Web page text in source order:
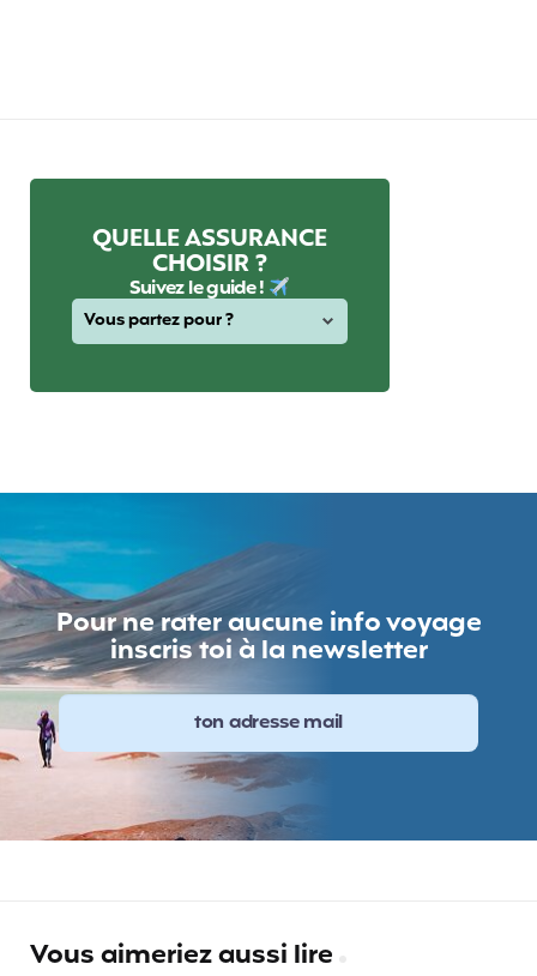
QUELLE ASSURANCE
CHOISIR ?
Suivez le guide !
Pour ne rater aucune info voyage
inscris toi à la newsletter
Vous aimeriez aussi lire